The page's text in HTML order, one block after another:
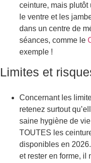
ceinture, mais
le ventre et les
dans un centre de
séances, comme le
exemple !
Limites et
Concernant les
retenez surtout
saine hygiène de
TOUTES les
disponibles en
et rester en forme, il